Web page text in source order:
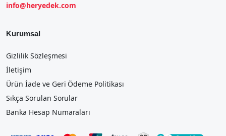
info@heryedek.com
Kurumsal
Gizlilik Sözleşmesi
İletişim
Ürün İade ve Geri Ödeme Politikası
Sıkça Sorulan Sorular
Banka Hesap Numaraları